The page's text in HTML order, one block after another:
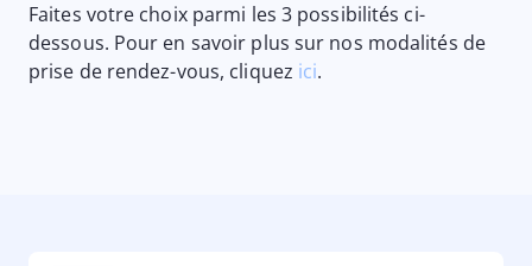
Faites votre choix parmi les 3 possibilités ci-
dessous. Pour en savoir plus sur nos modalités de
prise de rendez-vous, cliquez ici.